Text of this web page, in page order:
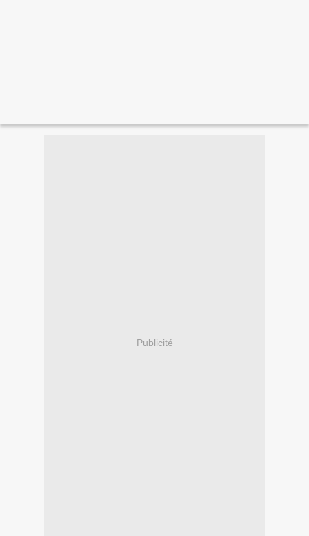
Publicité